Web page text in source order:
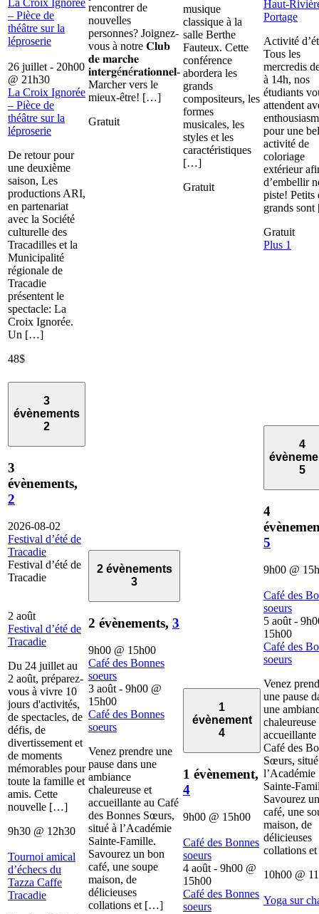
La Croix Ignorée
– Pièce de
théâtre sur la
léproserie
26 juillet - 20h00
@ 21h30
La Croix Ignorée
– Pièce de
théâtre sur la
léproserie
De retour pour
une deuxième
saison, Les
productions ARI,
en partenariat
avec la Société
culturelle des
Tracadilles et la
Municipalité
régionale de
Tracadie
présentent le
spectacle: La
Croix Ignorée.
Un […]
48$
rencontrer de
nouvelles
personnes? Joignez-
vous à notre 𝐂𝐥𝐮𝐛
𝐝𝐞 𝐦𝐚𝐫𝐜𝐡𝐞
𝐢𝐧𝐭𝐞𝐫𝐠é𝐧é𝐫𝐚𝐭𝐢𝐨𝐧𝐧𝐞𝐥-
Marcher vers le
mieux-être! […]
Gratuit
musique
classique à la
salle Berthe
Fauteux. Cette
conférence
abordera les
grands
compositeurs, les
formes
musicales, les
styles et les
caractéristiques
[…]
Gratuit
Haut-
Portage
Activité
Tous les
mercredis
à 14h, nos
étudiants
attendent
pour une
activité de
coloriage
extérieur
d’embellir
piste! Petits
grands
Gratuit
Plus 1
3
évènements
2
3
évènements,
2
2026-08-02
Festival d’été de
Tracadie
Festival d’été de
Tracadie
2 août
Festival d’été de
Tracadie
Du 24 juillet au
2 août, préparez-
vous à vivre 10
jours d'activités,
de spectacles, de
défis, de
divertissement et
de moments
mémorables pour
toute la famille et
amis. Cette
nouvelle […]
9h30 @ 12h30
Tournoi amical
d’échecs du
Tazza Caffe
Tracadie
2 évènements
3
2 évènements, 3
9h00 @ 15h00
Café des Bonnes
soeurs
3 août - 9h00 @
15h00
Café des Bonnes
soeurs
Venez prendre une
pause dans une
ambiance
chaleureuse et
accueillante au Café
des Bonnes Sœurs,
situé à l’Académie
Sainte-Famille.
Savourez un bon
café, une soupe
maison, de
délicieuses
collations et […]
1
évènement
4
1 évènement,
4
9h00 @ 15h00
Café des Bonnes
soeurs
4 août - 9h00 @
15h00
Café des Bonnes
soeurs
4
5
4
5
9h00 @
Café des
soeurs
5 août -
15h00
Café des
soeurs
Venez
une pause
une
chaleureuse
accueillante
Café des
Sœurs,
l’Académie
Sainte-
Savourez
café, une
maison, de
délicieuses
collations
10h00 @
Yoga sur